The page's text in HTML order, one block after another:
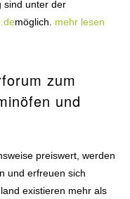
sind unter der
möglich. mehr lesen
zum
und
preiswert, werden
und erfreuen sich
existieren mehr als